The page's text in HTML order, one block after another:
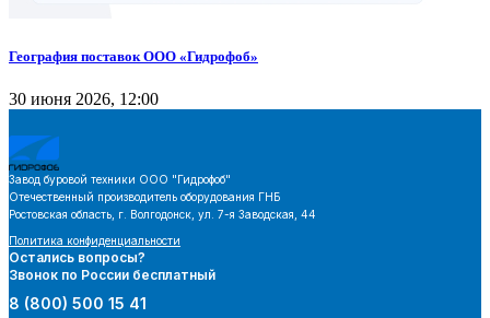
География поставок ООО «Гидрофоб»
30 июня 2026, 12:00
Завод буровой техники ООО "Гидрофоб"
Отечественный производитель оборудования ГНБ
Ростовская область, г. Волгодонск, ул. 7-я Заводская, 44
Политика конфиденциальности
Остались вопросы?
Звонок по России бесплатный
8 (800) 500 15 41